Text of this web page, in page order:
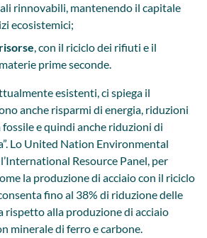
rinnovabili, mantenendo il capitale
ecosistemici;
, con il riciclo dei rifiuti e il
prime seconde.
esistenti, ci spiega il
anche risparmi di energia, riduzioni
e quindi anche riduzioni di
Lo United Nation Environmental
Resource Panel, per
la produzione di acciaio con il riciclo
fino al 38% di riduzione delle
rispetto alla produzione di acciaio
minerale di ferro e carbone.